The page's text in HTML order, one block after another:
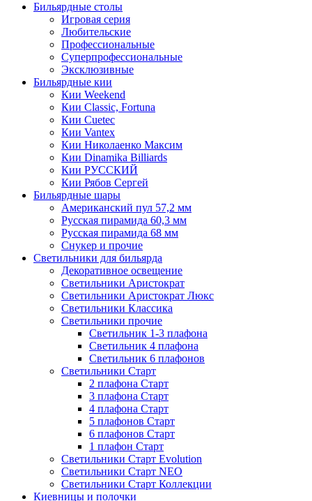
Бильярдные столы
Игровая серия
Любительские
Профессиональные
Суперпрофессиональные
Эксклюзивные
Бильярдные кии
Кии Weekend
Кии Classic, Fortuna
Кии Cuetec
Кии Vantex
Кии Николаенко Максим
Кии Dinamika Billiards
Кии РУССКИЙ
Кии Рябов Сергей
Бильярдные шары
Американский пул 57,2 мм
Русская пирамида 60,3 мм
Русская пирамида 68 мм
Снукер и прочие
Светильники для бильярда
Декоративное освещение
Светильники Аристократ
Светильники Аристократ Люкс
Светильники Классика
Светильники прочие
Светильник 1-3 плафона
Светильник 4 плафона
Светильник 6 плафонов
Светильники Старт
2 плафона Старт
3 плафона Старт
4 плафона Старт
5 плафонов Старт
6 плафонов Старт
1 плафон Старт
Светильники Старт Evolution
Светильники Старт NEO
Светильники Старт Коллекции
Киевницы и полочки